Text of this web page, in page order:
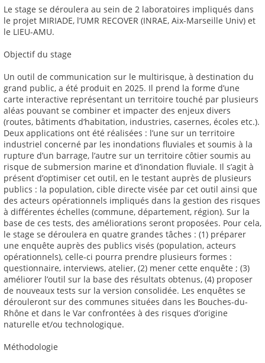
Le stage se déroulera au sein de 2 laboratoires impliqués dans
le projet MIRIADE, l’UMR RECOVER (INRAE, Aix-Marseille Univ) et
le LIEU-AMU.
Objectif du stage
Un outil de communication sur le multirisque, à destination du
grand public, a été produit en 2025. Il prend la forme d’une
carte interactive représentant un territoire touché par plusieurs
aléas pouvant se combiner et impacter des enjeux divers
(routes, bâtiments d’habitation, industries, casernes, écoles etc.).
Deux applications ont été réalisées : l’une sur un territoire
industriel concerné par les inondations fluviales et soumis à la
rupture d’un barrage, l’autre sur un territoire côtier soumis au
risque de submersion marine et d’inondation fluviale. Il s’agit à
présent d’optimiser cet outil, en le testant auprès de plusieurs
publics : la population, cible directe visée par cet outil ainsi que
des acteurs opérationnels impliqués dans la gestion des risques
à différentes échelles (commune, département, région). Sur la
base de ces tests, des améliorations seront proposées. Pour cela,
le stage se déroulera en quatre grandes tâches : (1) préparer
une enquête auprès des publics visés (population, acteurs
opérationnels), celle-ci pourra prendre plusieurs formes :
questionnaire, interviews, atelier, (2) mener cette enquête ; (3)
améliorer l’outil sur la base des résultats obtenus, (4) proposer
de nouveaux tests sur la version consolidée. Les enquêtes se
dérouleront sur des communes situées dans les Bouches-du-
Rhône et dans le Var confrontées à des risques d’origine
naturelle et/ou technologique.
Méthodologie